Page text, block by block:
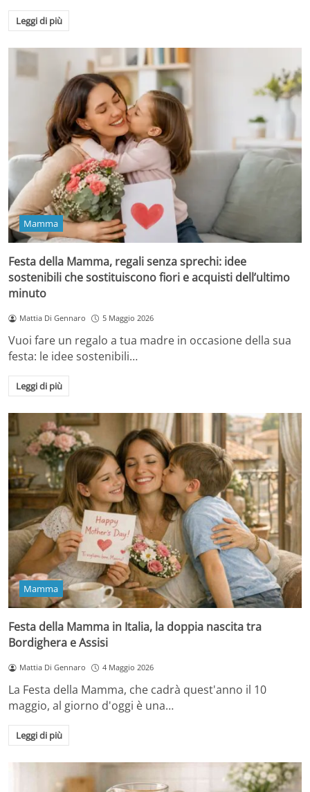
Leggi di più
Mamma
Festa della Mamma, regali senza sprechi: idee
sostenibili che sostituiscono fiori e acquisti dell’ultimo
minuto
Mattia Di Gennaro 5 Maggio 2026
Vuoi fare un regalo a tua madre in occasione della sua
festa: le idee sostenibili…
Leggi di più
Mamma
Festa della Mamma in Italia, la doppia nascita tra
Bordighera e Assisi
Mattia Di Gennaro 4 Maggio 2026
La Festa della Mamma, che cadrà quest'anno il 10
maggio, al giorno d'oggi è una…
Leggi di più